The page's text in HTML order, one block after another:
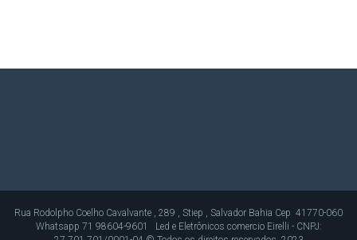
Rua Rodolpho Coelho Cavalvante , 289 , Stiep , Salvador Bahia Cep 41770-060
Whatsapp 71 98604-9601 Led e Eletrônicos comercio Eirelli - CNPJ: